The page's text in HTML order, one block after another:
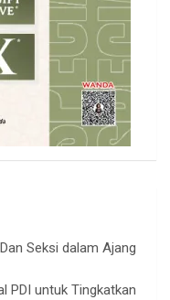
Seksi dalam Ajang
PDI untuk Tingkatkan